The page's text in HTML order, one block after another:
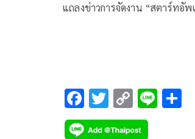
แถลงข่าวการจัดงาน “สตาร์ทอั
F
ac
T
wi
C
o
Li